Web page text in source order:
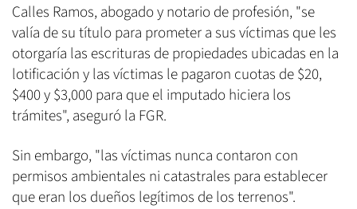
Calles Ramos, abogado y notario de profesión, "se
valía de su título para prometer a sus víctimas que les
otorgaría las escrituras de propiedades ubicadas en la
lotificación y las víctimas le pagaron cuotas de $20,
$400 y $3,000 para que el imputado hiciera los
trámites", aseguró la FGR.
Sin embargo, "las víctimas nunca contaron con
permisos ambientales ni catastrales para establecer
que eran los dueños legítimos de los terrenos".